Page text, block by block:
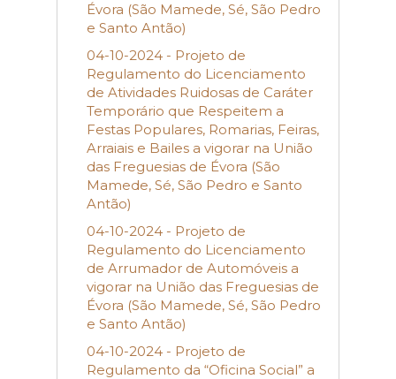
Évora (São Mamede, Sé, São Pedro
e Santo Antão)
04-10-2024 - Projeto de
Regulamento do Licenciamento
de Atividades Ruidosas de Caráter
Temporário que Respeitem a
Festas Populares, Romarias, Feiras,
Arraiais e Bailes a vigorar na União
das Freguesias de Évora (São
Mamede, Sé, São Pedro e Santo
Antão)
04-10-2024 - Projeto de
Regulamento do Licenciamento
de Arrumador de Automóveis a
vigorar na União das Freguesias de
Évora (São Mamede, Sé, São Pedro
e Santo Antão)
04-10-2024 - Projeto de
Regulamento da “Oficina Social” a